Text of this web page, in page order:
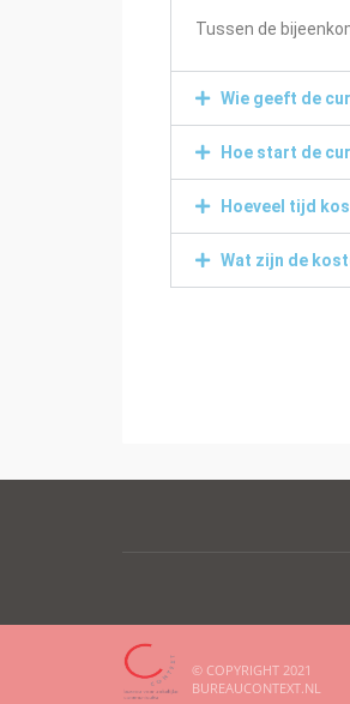
Tussen de
Wie geeft de
Hoe start de
Hoeveel tijd
Wat zijn de
© COPYRIGHT 2021
BUREAUCONTEXT.NL